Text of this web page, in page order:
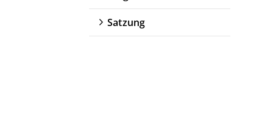
Satzung
Capoeira
Trainingszeiten